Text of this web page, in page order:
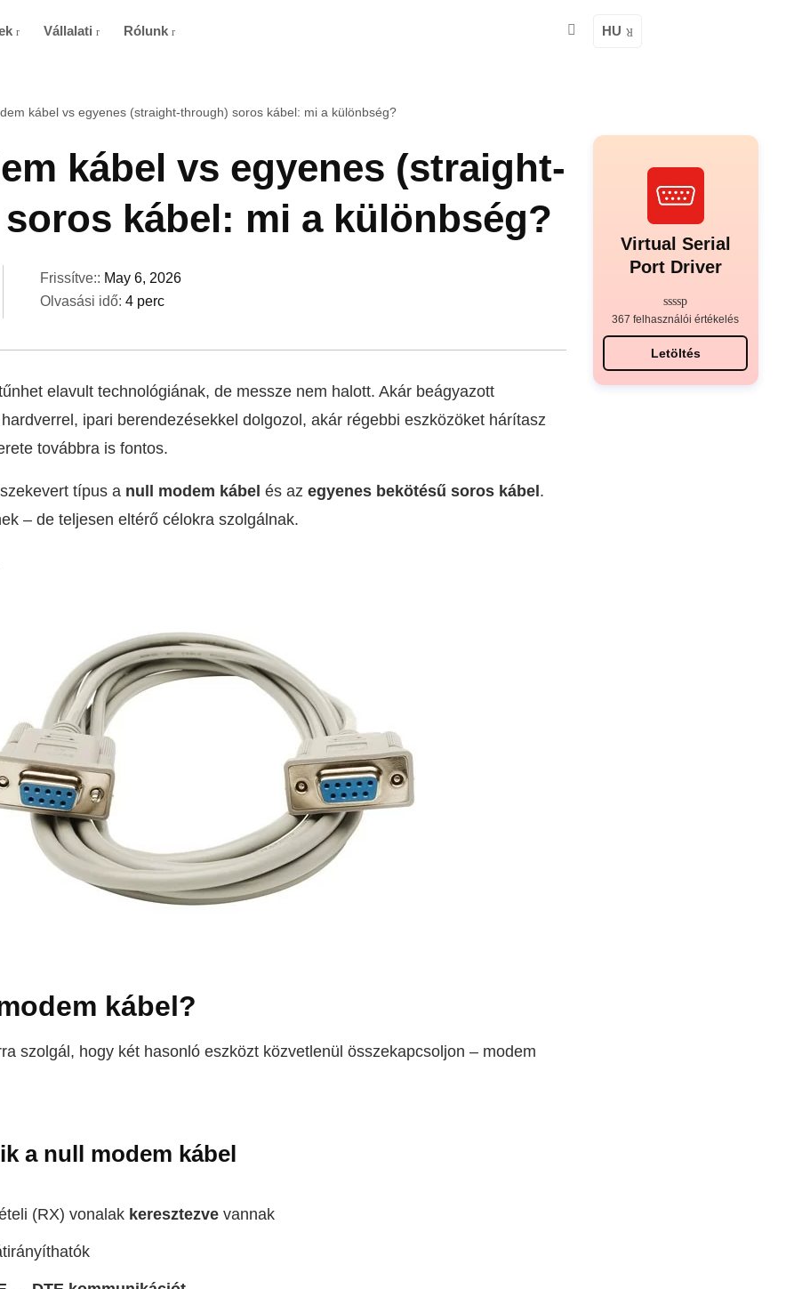
Vállalati Rólunk HU
kábel vs egyenes (straight-through) soros kábel: mi a különbség?
kábel vs egyenes (straight-
kábel: mi a különbség?
Frissítve:: May 6, 2026
Olvasási idő: 4 perc
elavult technológiának, de messze nem halott. Akár beágyazott
ipari berendezésekkel dolgozol, akár régebbi eszközöket hárítasz
továbbra is fontos.
típus a null modem kábel és az egyenes bekötésű soros kábel .
– de teljesen eltérő célokra szolgálnak.
kábel?
szolgál, hogy két hasonló eszközt közvetlenül összekapcsoljon – modem
a null modem kábel
(RX) vonalak keresztezve vannak
Virtual Serial
Port Driver
367 felhasználói értékelés
Letöltés